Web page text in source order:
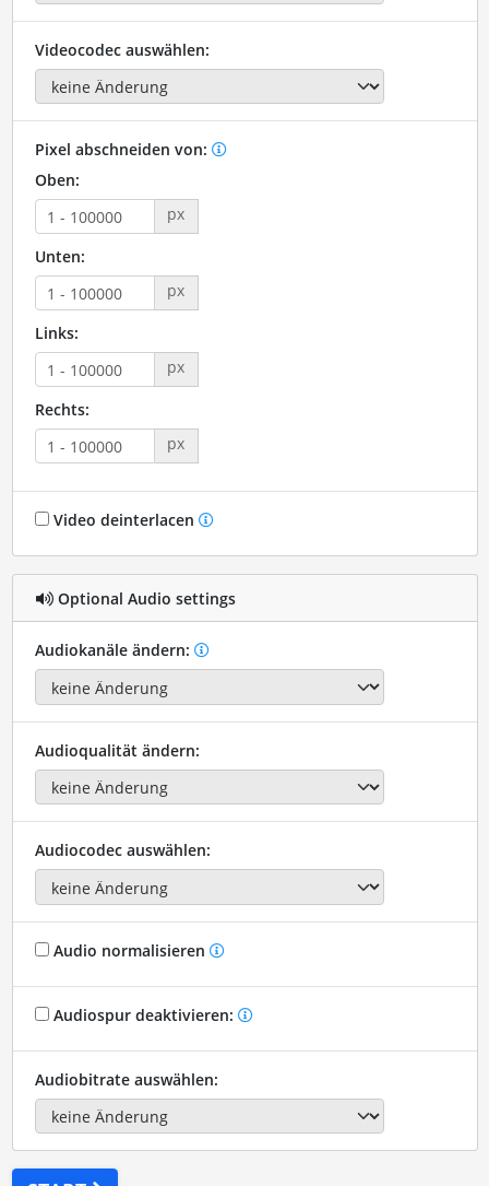
Videocodec auswählen:
Pixel abschneiden von:
Oben:
px
Unten:
px
Links:
px
Rechts:
px
Video deinterlacen
Optional Audio settings
Audiokanäle ändern:
Audioqualität ändern:
Audiocodec auswählen:
Audio normalisieren
Audiospur deaktivieren:
Audiobitrate auswählen: